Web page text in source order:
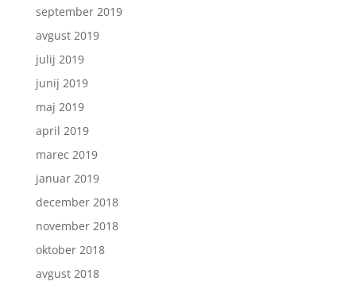
september 2019
avgust 2019
julij 2019
junij 2019
maj 2019
april 2019
marec 2019
januar 2019
december 2018
november 2018
oktober 2018
avgust 2018